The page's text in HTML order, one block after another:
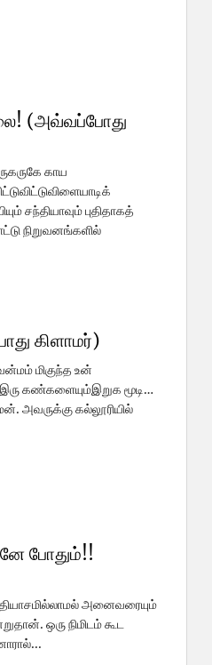
(அவ்வப்போது
காய
சந்தியாவும் புதிதாகத்
நிறுவனங்களில்
கிளாமர்)
மிகுந்த உன்
கண்களையும்இறுக மூடி…
அவருக்கு கல்லூரியில்
போதும்!!
அனைவரையும்
ஒரு நிமிடம் கூட